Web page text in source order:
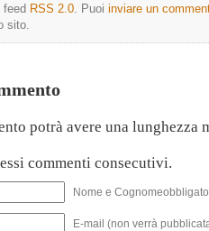
feed RSS 2.0 . Puoi inviare un
sito.
potrà avere una lunghezza
commenti consecutivi.
Nome e
E-mail (non verrà